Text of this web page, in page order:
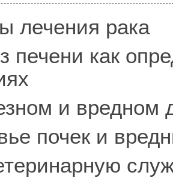
лечения рака
печени как
и вредном
почек и